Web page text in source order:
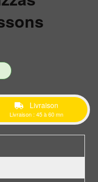
Livraison
Livraison : 45 à 60 mn